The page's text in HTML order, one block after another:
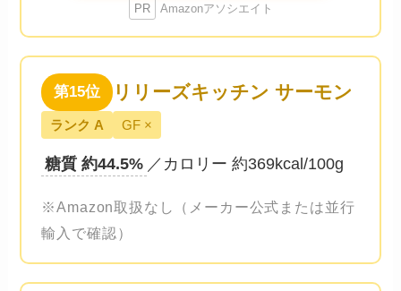
PR Amazonアソシエイト
第15位 リリーズキッチン サーモン
ランク A GF ×
糖質 約44.5% ／カロリー 約369kcal/100g
※Amazon取扱なし（メーカー公式または並行
輸入で確認）